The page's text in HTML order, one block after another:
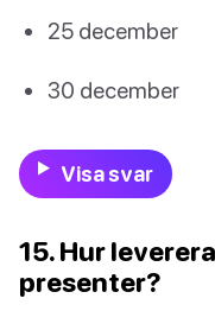
25 december
30 december
Visa svar
15. Hur
presenter?